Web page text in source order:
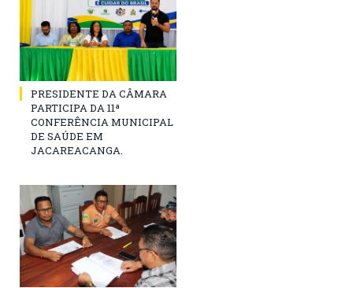
PRESIDENTE DA CÂMARA
PARTICIPA DA 11ª
CONFERÊNCIA MUNICIPAL
DE SAÚDE EM
JACAREACANGA.